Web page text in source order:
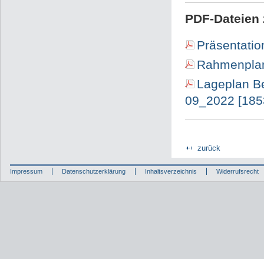
PDF-
Lageplan
09_2022
zurück
Impressum Datenschutzerklärung Inhaltsverzeichnis Widerrufsrecht